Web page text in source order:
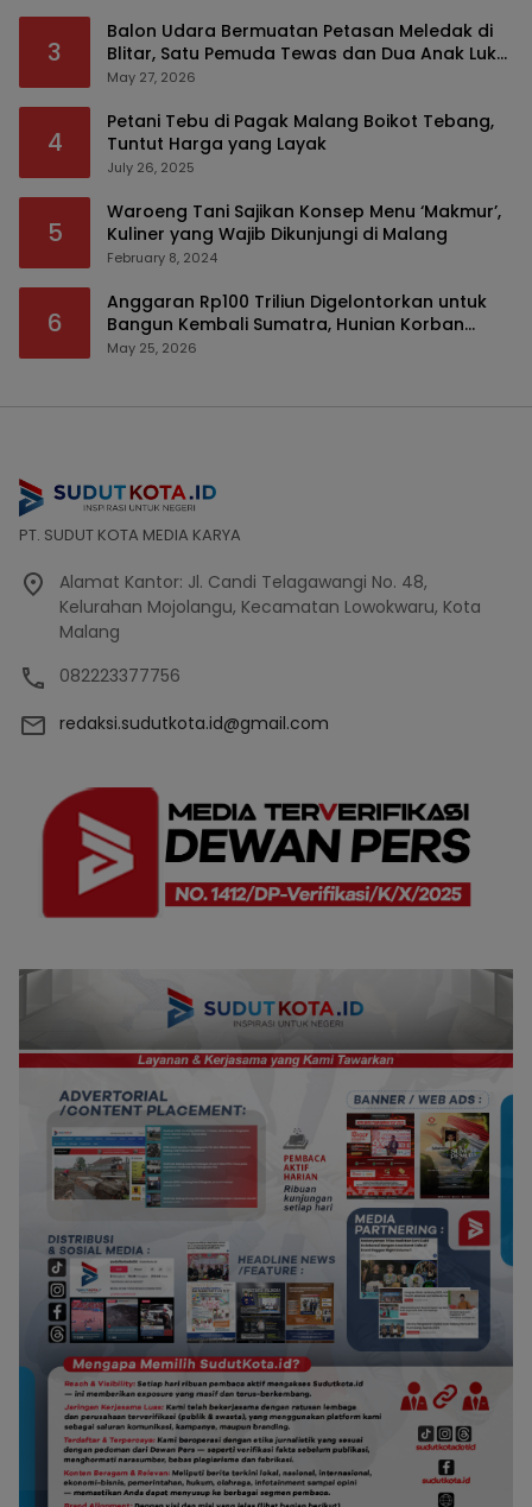
3
Balon Udara Bermuatan Petasan Meledak di
Blitar, Satu Pemuda Tewas dan Dua Anak Luka
Serius
May 27, 2026
4
Petani Tebu di Pagak Malang Boikot Tebang,
Tuntut Harga yang Layak
July 26, 2025
5
Waroeng Tani Sajikan Konsep Menu ‘Makmur’,
Kuliner yang Wajib Dikunjungi di Malang
February 8, 2024
6
Anggaran Rp100 Triliun Digelontorkan untuk
Bangun Kembali Sumatra, Hunian Korban
Bencana Bakal Difokuskan
May 25, 2026
PT. SUDUT KOTA MEDIA KARYA
Alamat Kantor: Jl. Candi Telagawangi No. 48,
Kelurahan Mojolangu, Kecamatan Lowokwaru, Kota
Malang
082223377756
redaksi.sudutkota.id@gmail.com